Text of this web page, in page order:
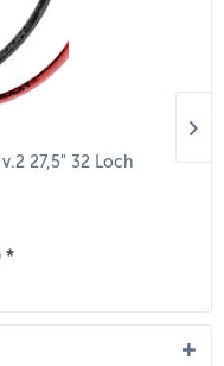
27,5" 32 Loch
*